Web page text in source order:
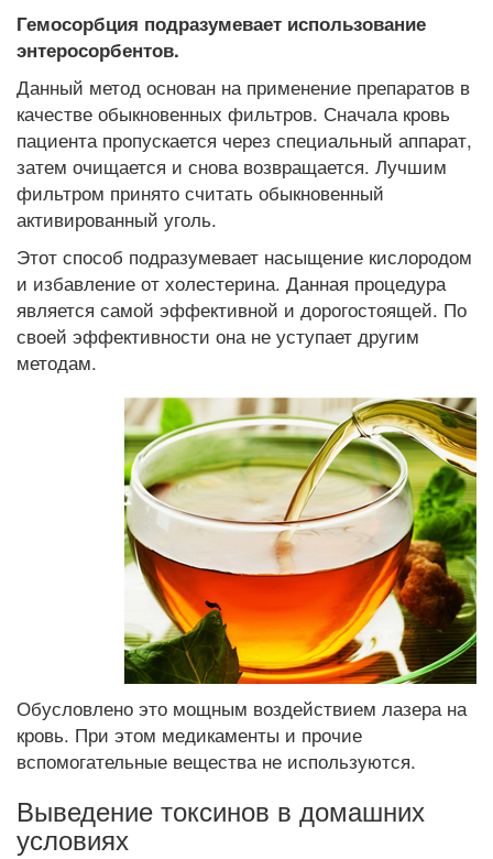
Гемосорбция подразумевает использование
энтеросорбентов.
Данный метод основан на применение препаратов в
качестве обыкновенных фильтров. Сначала кровь
пациента пропускается через специальный аппарат,
затем очищается и снова возвращается. Лучшим
фильтром принято считать обыкновенный
активированный уголь.
Этот способ подразумевает насыщение кислородом
и избавление от холестерина. Данная процедура
является самой эффективной и дорогостоящей. По
своей эффективности она не уступает другим
методам.
Обусловлено это мощным воздействием лазера на
кровь. При этом медикаменты и прочие
вспомогательные вещества не используются.
Выведение токсинов в домашних
условиях